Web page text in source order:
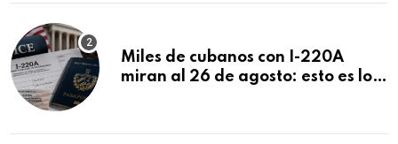
Miles de cubanos con I-220A
miran al 26 de agosto: esto es lo